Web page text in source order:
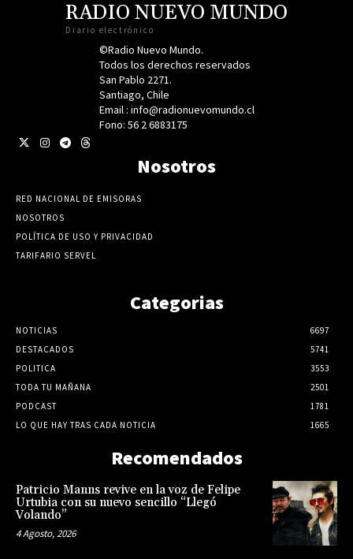
RADIO NUEVO MUNDO
Diario electrónico
©Radio Nuevo Mundo.
Todos los derechos reservados
San Pablo 2271.
Santiago, Chile
Email : info@radionuevomundo.cl
Fono: 56 2 6883175
Nosotros
RED NACIONAL DE EMISORAS
NOSOTROS
POLÍTICA DE USO Y PRIVACIDAD
TARIFARIO SERVEL
Categorias
NOTICIAS
6697
DESTACADOS
5741
POLITICA
3553
TODA TU MAÑANA
2501
PODCAST
1781
LO QUE HAY TRAS CADA NOTICIA
1665
Recomendados
Patricio Manns revive en la voz de Felipe
Urtubia con su nuevo sencillo “Llegó
Volando”
4 Agosto, 2026